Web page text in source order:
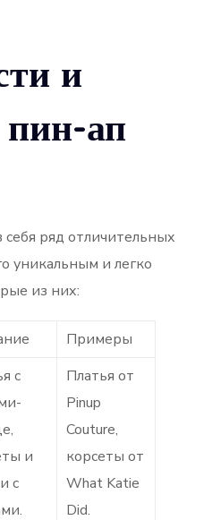
и
ап
ряд отличительных
уникальным и легко
из них:
Примеры
с
и
с
Платья от
Pinup
Couture,
корсеты от
What Katie
Did.